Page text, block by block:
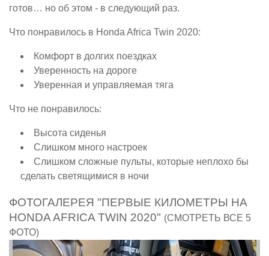
готов… но об этом - в следующий раз.
Что понравилось в Honda Africa Twin 2020:
Комфорт в долгих поездках
Уверенность на дороге
Уверенная и управляемая тяга
Что не понравилось:
Высота сиденья
Слишком много настроек
Слишком сложные пульты, которые неплохо бы
сделать светящимися в ночи
ФОТОГАЛЕРЕЯ "ПЕРВЫЕ КИЛОМЕТРЫ НА
HONDA AFRICA TWIN 2020" (СМОТРЕТЬ ВСЕ 5
ФОТО)